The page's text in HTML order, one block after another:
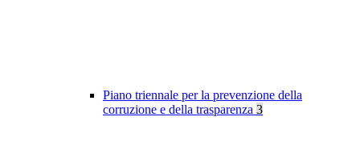
Piano triennale per la prevenzione della
corruzione e della trasparenza 3